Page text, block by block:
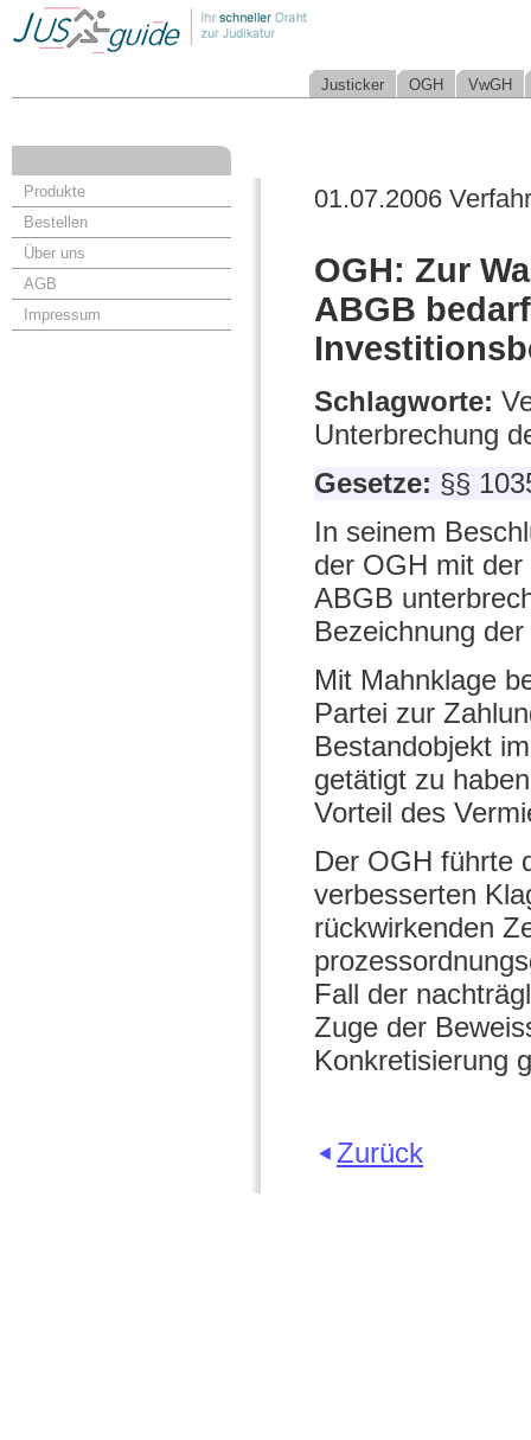
Justicker OGH VwGH
Produkte
Bestellen
Über uns
AGB
Impressum
01.07.2006
OGH: Zur
ABGB
Schlagworte:
Unterbrechung
Gesetze: §§
In seinem
der OGH mit
ABGB
Bezeichnung
Mit Mahnklage
Partei zur
Bestandobjekt
getätigt zu
Vorteil des
Der OGH führte
verbesserten
rückwirkenden
Fall der
Zuge der
Konkretisierung
Zurück